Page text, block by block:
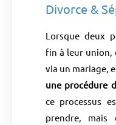
Divorce &
Lorsque deux
fin à leur union,
via un mariage,
une procédure
ce processus
prendre, mais